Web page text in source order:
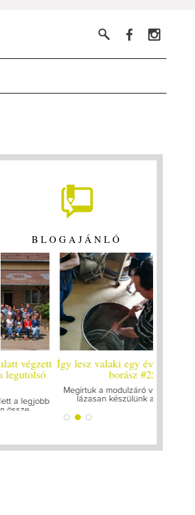
BLOGAJÁNLÓ
Így lesz valaki egy év alatt végzett
borász #25
Megírtuk a modulzáró vizsgákat, már
lázasan készülünk az utolsó...